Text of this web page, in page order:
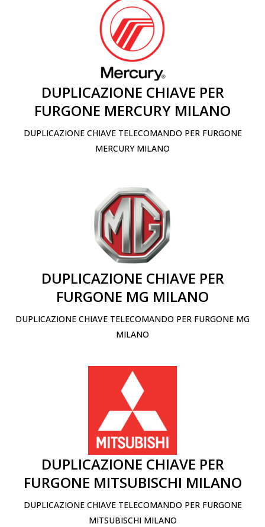
DUPLICAZIONE CHIAVE PER
FURGONE MERCURY MILANO
DUPLICAZIONE CHIAVE TELECOMANDO PER FURGONE
MERCURY MILANO
DUPLICAZIONE CHIAVE PER
FURGONE MG MILANO
DUPLICAZIONE CHIAVE TELECOMANDO PER FURGONE MG
MILANO
DUPLICAZIONE CHIAVE PER
FURGONE MITSUBISCHI MILANO
DUPLICAZIONE CHIAVE TELECOMANDO PER FURGONE
MITSUBISCHI MILANO